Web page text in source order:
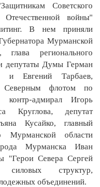
Советского
войны"
В нем приняли
Мурманской
регионального
депутаты Думы Герман
и Евгений Тарбаев,
Северным флотом по
контр-адмирал Игорь
Круглова, депутат
Кусайко, главный
Мурманской области
Мурманска Иван
"Герои Севера Сергей
силовых структур,
объединений.